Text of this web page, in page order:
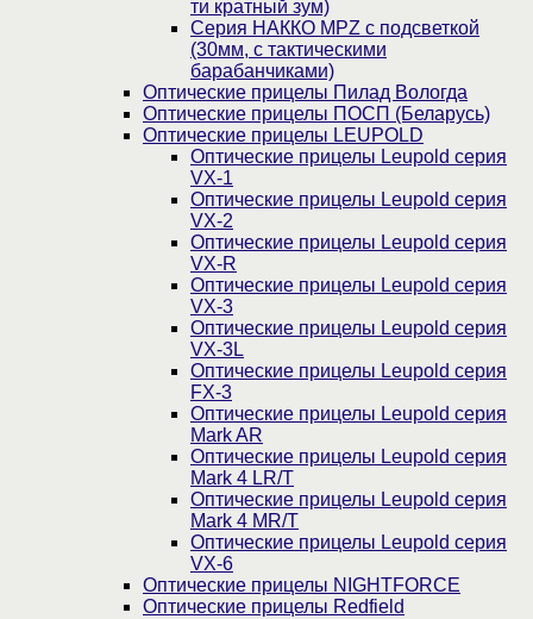
ти кратный зум)
Серия НАККО MPZ с подсветкой
(30мм, c тактическими
барабанчиками)
Оптические прицелы Пилад Вологда
Оптические прицелы ПОСП (Беларусь)
Оптические прицелы LEUPOLD
Оптические прицелы Leupold серия
VX-1
Оптические прицелы Leupold серия
VX-2
Оптические прицелы Leupold серия
VX-R
Оптические прицелы Leupold серия
VX-3
Оптические прицелы Leupold серия
VX-3L
Оптические прицелы Leupold серия
FX-3
Оптические прицелы Leupold серия
Mark AR
Оптические прицелы Leupold серия
Mark 4 LR/T
Оптические прицелы Leupold серия
Mark 4 MR/T
Оптические прицелы Leupold серия
VX-6
Оптические прицелы NIGHTFORCE
Оптические прицелы Redfield